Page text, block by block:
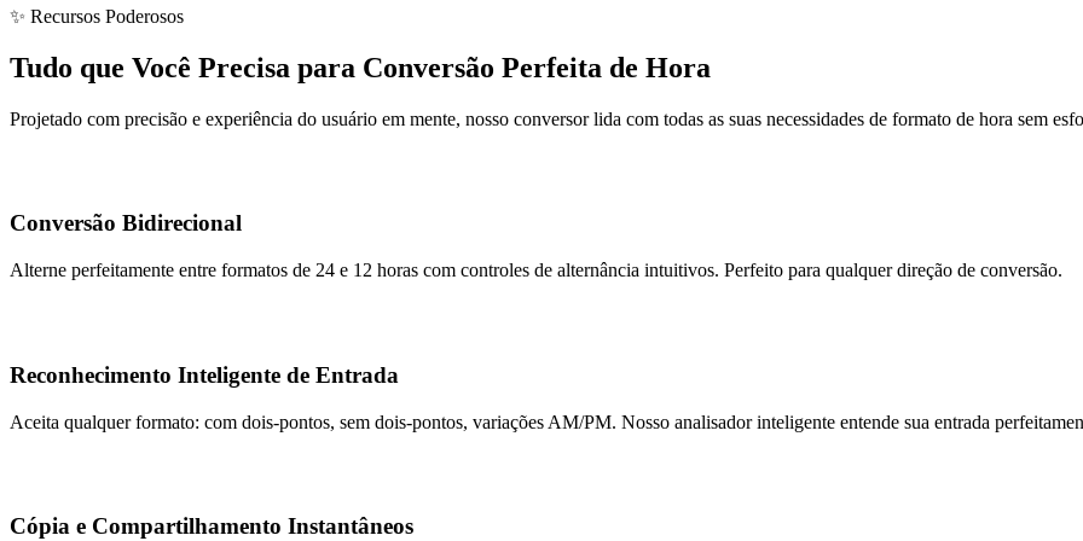
✨ Recursos Poderosos
Tudo que Você Precisa para Conversão Perfeita de Hora
Projetado com precisão e experiência do usuário em mente, nosso conversor lida com todas as suas necessidades de formato de hora sem
Conversão Bidirecional
Alterne perfeitamente entre formatos de 24 e 12 horas com controles de alternância intuitivos. Perfeito para qualquer direção de conversão.
Reconhecimento Inteligente de Entrada
Aceita qualquer formato: com dois-pontos, sem dois-pontos, variações AM/PM. Nosso analisador inteligente entende sua entrada
Cópia e Compartilhamento Instantâneos